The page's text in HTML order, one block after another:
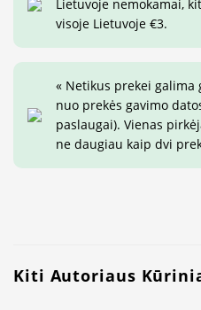
Lietuvoje nemokamai,
visoje Lietuvoje €3.
« Netikus prekei
nuo prekės gavimo
paslaugai). Vienas
ne daugiau kaip dvi
Kiti Autoriaus